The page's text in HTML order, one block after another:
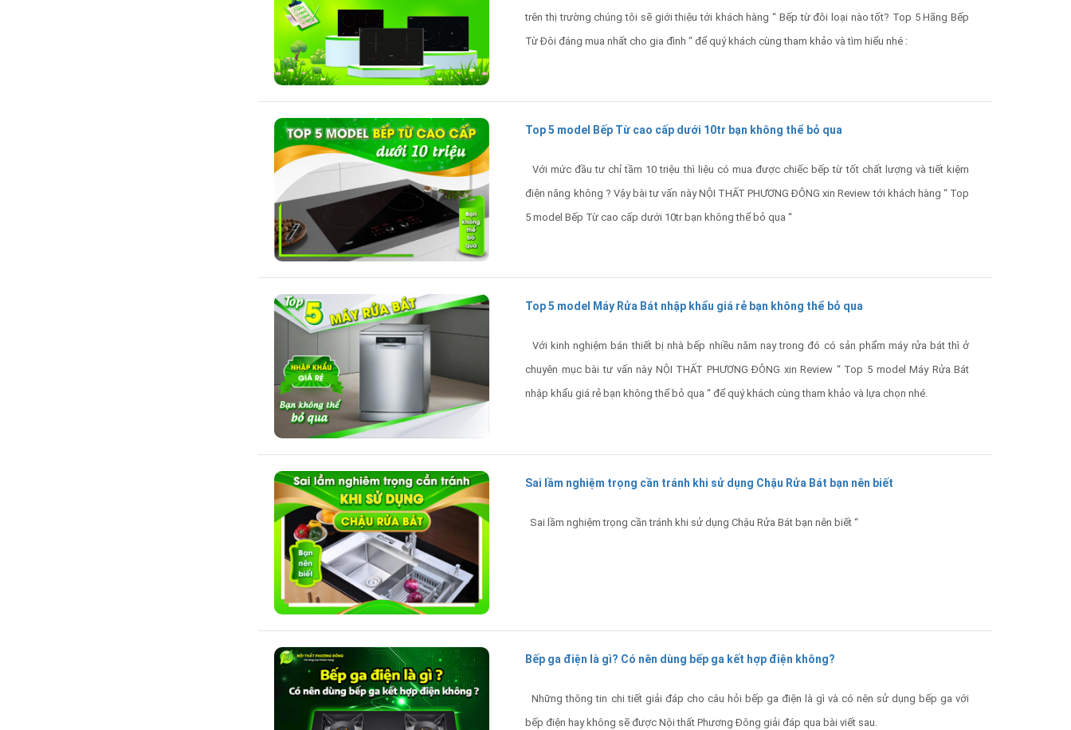
trên thị trường chúng tôi sẽ giới thiệu tới khách hàng “ Bếp từ đôi loại nào tốt? Top 5 Hãng Bếp
Từ Đôi đáng mua nhất cho gia đình “ để quý khách cùng tham khảo và tìm hiểu nhé :
Top 5 model Bếp Từ cao cấp dưới 10tr bạn không thể bỏ qua
Với mức đầu tư chỉ tầm 10 triệu thì liệu có mua được chiếc bếp từ tốt chất lượng và tiết kiệm
điện năng không ? Vậy bài tư vấn này NỘI THẤT PHƯƠNG ĐÔNG xin Review tới khách hàng “ Top
5 model Bếp Từ cao cấp dưới 10tr bạn không thể bỏ qua “
Top 5 model Máy Rửa Bát nhập khẩu giá rẻ bạn không thể bỏ qua
Với kinh nghiệm bán thiết bị nhà bếp nhiều năm nay trong đó có sản phẩm máy rửa bát thì ở
chuyên mục bài tư vấn này NỘI THẤT PHƯƠNG ĐÔNG xin Review “ Top 5 model Máy Rửa Bát
nhập khẩu giá rẻ bạn không thể bỏ qua “ để quý khách cùng tham khảo và lựa chọn nhé.
Sai lầm nghiệm trọng cần tránh khi sử dụng Chậu Rửa Bát bạn nên biết
Sai lầm nghiệm trọng cần tránh khi sử dụng Chậu Rửa Bát bạn nên biết “
Bếp ga điện là gì? Có nên dùng bếp ga kết hợp điện không?
Những thông tin chi tiết giải đáp cho câu hỏi bếp ga điện là gì và có nên sử dụng bếp ga với
bếp điện hay không sẽ được Nội thất Phương Đông giải đáp qua bài viết sau.